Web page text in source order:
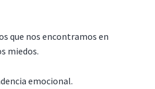
que nos encontramos en
miedos.
emocional.